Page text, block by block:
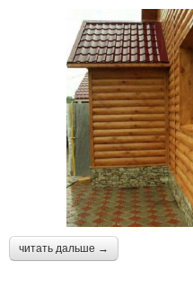
читать дальше →